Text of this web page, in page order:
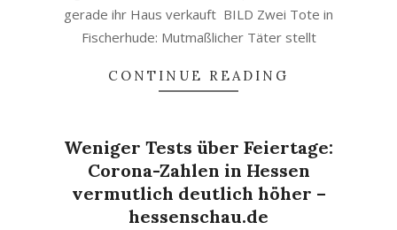
gerade ihr Haus verkauft BILD Zwei Tote in
Fischerhude: Mutmaßlicher Täter stellt
CONTINUE READING
Weniger Tests über Feiertage:
Corona-Zahlen in Hessen
vermutlich deutlich höher –
hessenschau.de